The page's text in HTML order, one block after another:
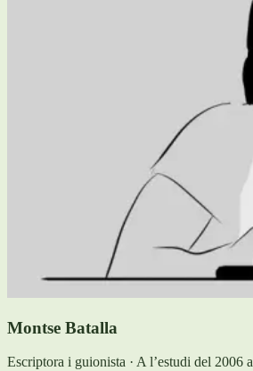
Montse Batalla
Escriptora i guionista · A l’estudi del 2006